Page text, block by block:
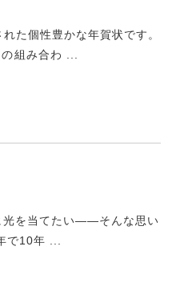
た個性豊かな年賀状です。
組み合わ ...
光を当てたい——そんな思い
で10年 ...